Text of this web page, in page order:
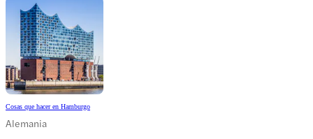
Cosas que hacer en Hamburgo
Alemania